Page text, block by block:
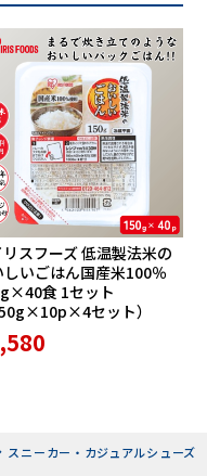
リスフーズ 低温製法米の
しいごはん国産米100％
食 1セット
セット）
スニーカー・カジュアルシューズ